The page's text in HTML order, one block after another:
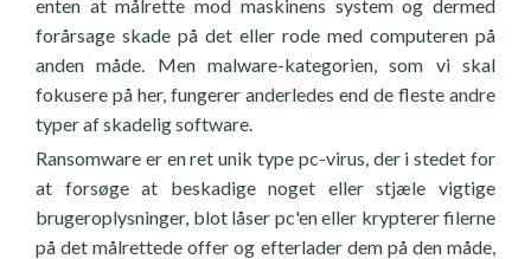
enten at målrette mod maskinens system og dermed
forårsage skade på det eller rode med computeren på
anden måde. Men malware-kategorien, som vi skal
fokusere på her, fungerer anderledes end de fleste andre
typer af skadelig software.
Ransomware er en ret unik type pc-virus, der i stedet for
at forsøge at beskadige noget eller stjæle vigtige
brugeroplysninger, blot låser pc'en eller krypterer filerne
på det målrettede offer og efterlader dem på den måde,